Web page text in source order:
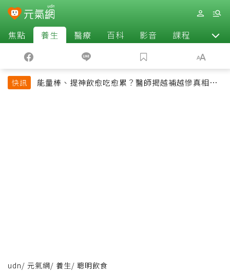
焦點 養生 醫療 百科 影音 課程 退休
快訊
能量棒、提神飲愈吃愈累？醫師揭越補越慘真相：
udn/ 元氣網/ 養生/ 聰明飲食